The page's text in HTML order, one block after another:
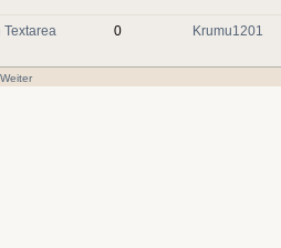
Textarea
0 Krumu1201
Weiter